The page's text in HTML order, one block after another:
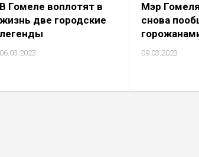
В Гомеле воплотят в
жизнь две городские
легенды
06.03.2023
Мэр
снова
09.03.2023